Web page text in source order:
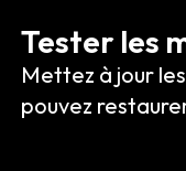
Tester les
Mettez à jour
pouvez